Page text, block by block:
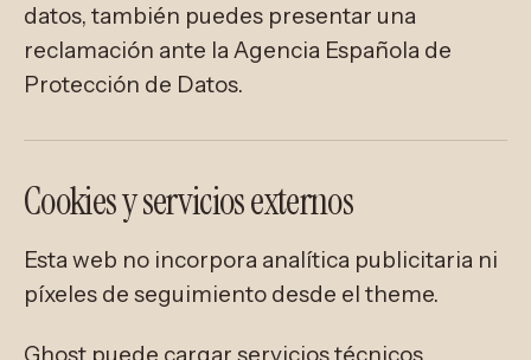
datos, también puedes presentar una
reclamación ante la Agencia Española de
Protección de Datos.
Cookies y servicios externos
Esta web no incorpora analítica publicitaria ni
píxeles de seguimiento desde el theme.
Ghost puede cargar servicios técnicos